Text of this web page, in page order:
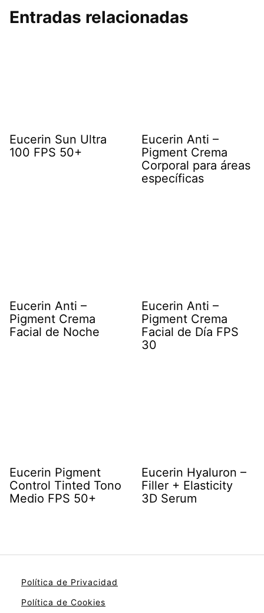
Entradas relacionadas
Eucerin Sun Ultra
100 FPS 50+
Eucerin Anti –
Pigment Crema
Corporal para áreas
específicas
Eucerin Anti –
Pigment Crema
Facial de Noche
Eucerin Anti –
Pigment Crema
Facial de Día FPS
30
Eucerin Pigment
Control Tinted Tono
Medio FPS 50+
Eucerin Hyaluron –
Filler + Elasticity
3D Serum
Política de Privacidad
Política de Cookies